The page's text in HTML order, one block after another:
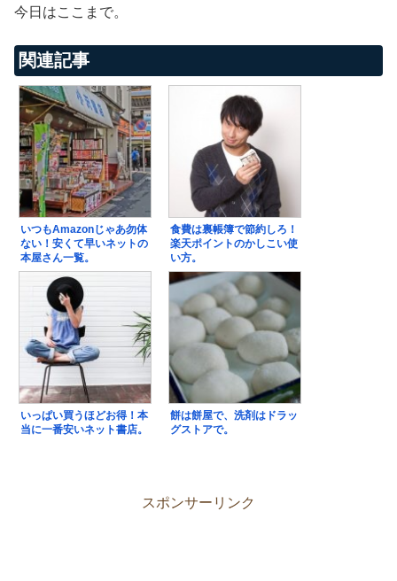
今日はここまで。
関連記事
いつもAmazonじゃあ勿体
ない！安くて早いネットの
本屋さん一覧。
食費は裏帳簿で節約しろ！
楽天ポイントのかしこい使
い方。
いっぱい買うほどお得！本
当に一番安いネット書店。
餅は餅屋で、洗剤はドラッ
グストアで。
スポンサーリンク